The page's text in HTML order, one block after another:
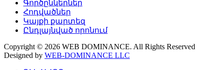
Գործընկերներ
Հոդվածներ
Կայքի քարտեզ
Ընդլայնված որոնում
Copyright © 2026 WEB DOMINANCE. All Rights Reserved
Designed by WEB-DOMINANCE LLC